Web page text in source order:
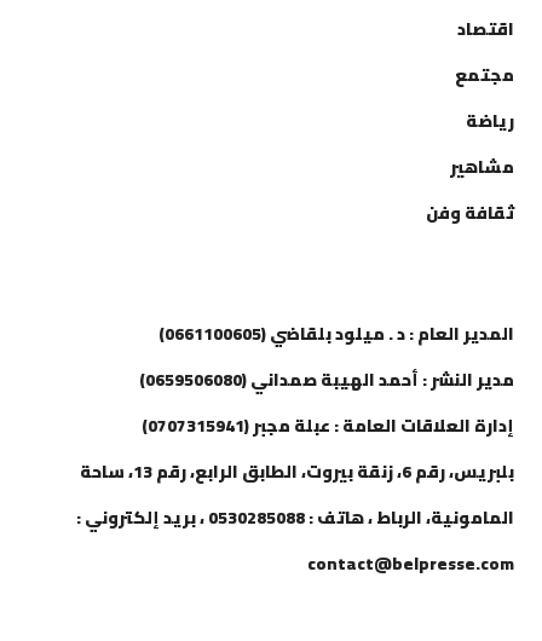
اقتصاد
مجتمع
رياضة
مشاهير
ثقافة وفن
المدير العام : د . ميلود بلقاضي (0661100605)
مدير النشر : أحمد الهيبة صمداني (0659506080)
إدارة العلاقات العامة : عبلة مجبر (0707315941)
بلبريس، رقم 6، زنقة بيروت، الطابق الرابع، رقم 13، ساحة
المامونية، الرباط ، هاتف : 0530285088 ، بريد إلكتروني :
contact@belpresse.com